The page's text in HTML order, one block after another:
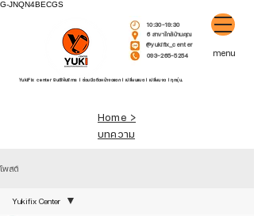
G-JNQN4BECGS
10:30-19:30
6 สาขาใกล้บ้านคุณ
@yukifix_center
093-265-5254
YukiFix center ยินดีให้บริการ l ซ่อมมือถือหน้าจอแตก l เปลี่ยนแบต l เปลี่ยนจอ l ทุกรุ่น.
menu
Home >
บทความ
โพสต์
Yukifix Center